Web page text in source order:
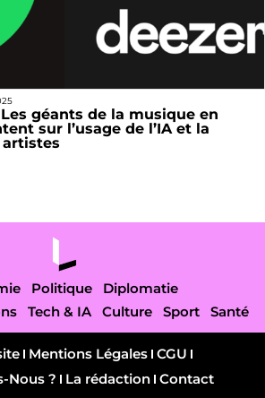
géants de la musique en
sur l’usage de l’IA et la
Politique
Diplomatie
Tech & IA Culture Sport Santé
Mentions Légales CGU
Nous ?
La rédaction Contact